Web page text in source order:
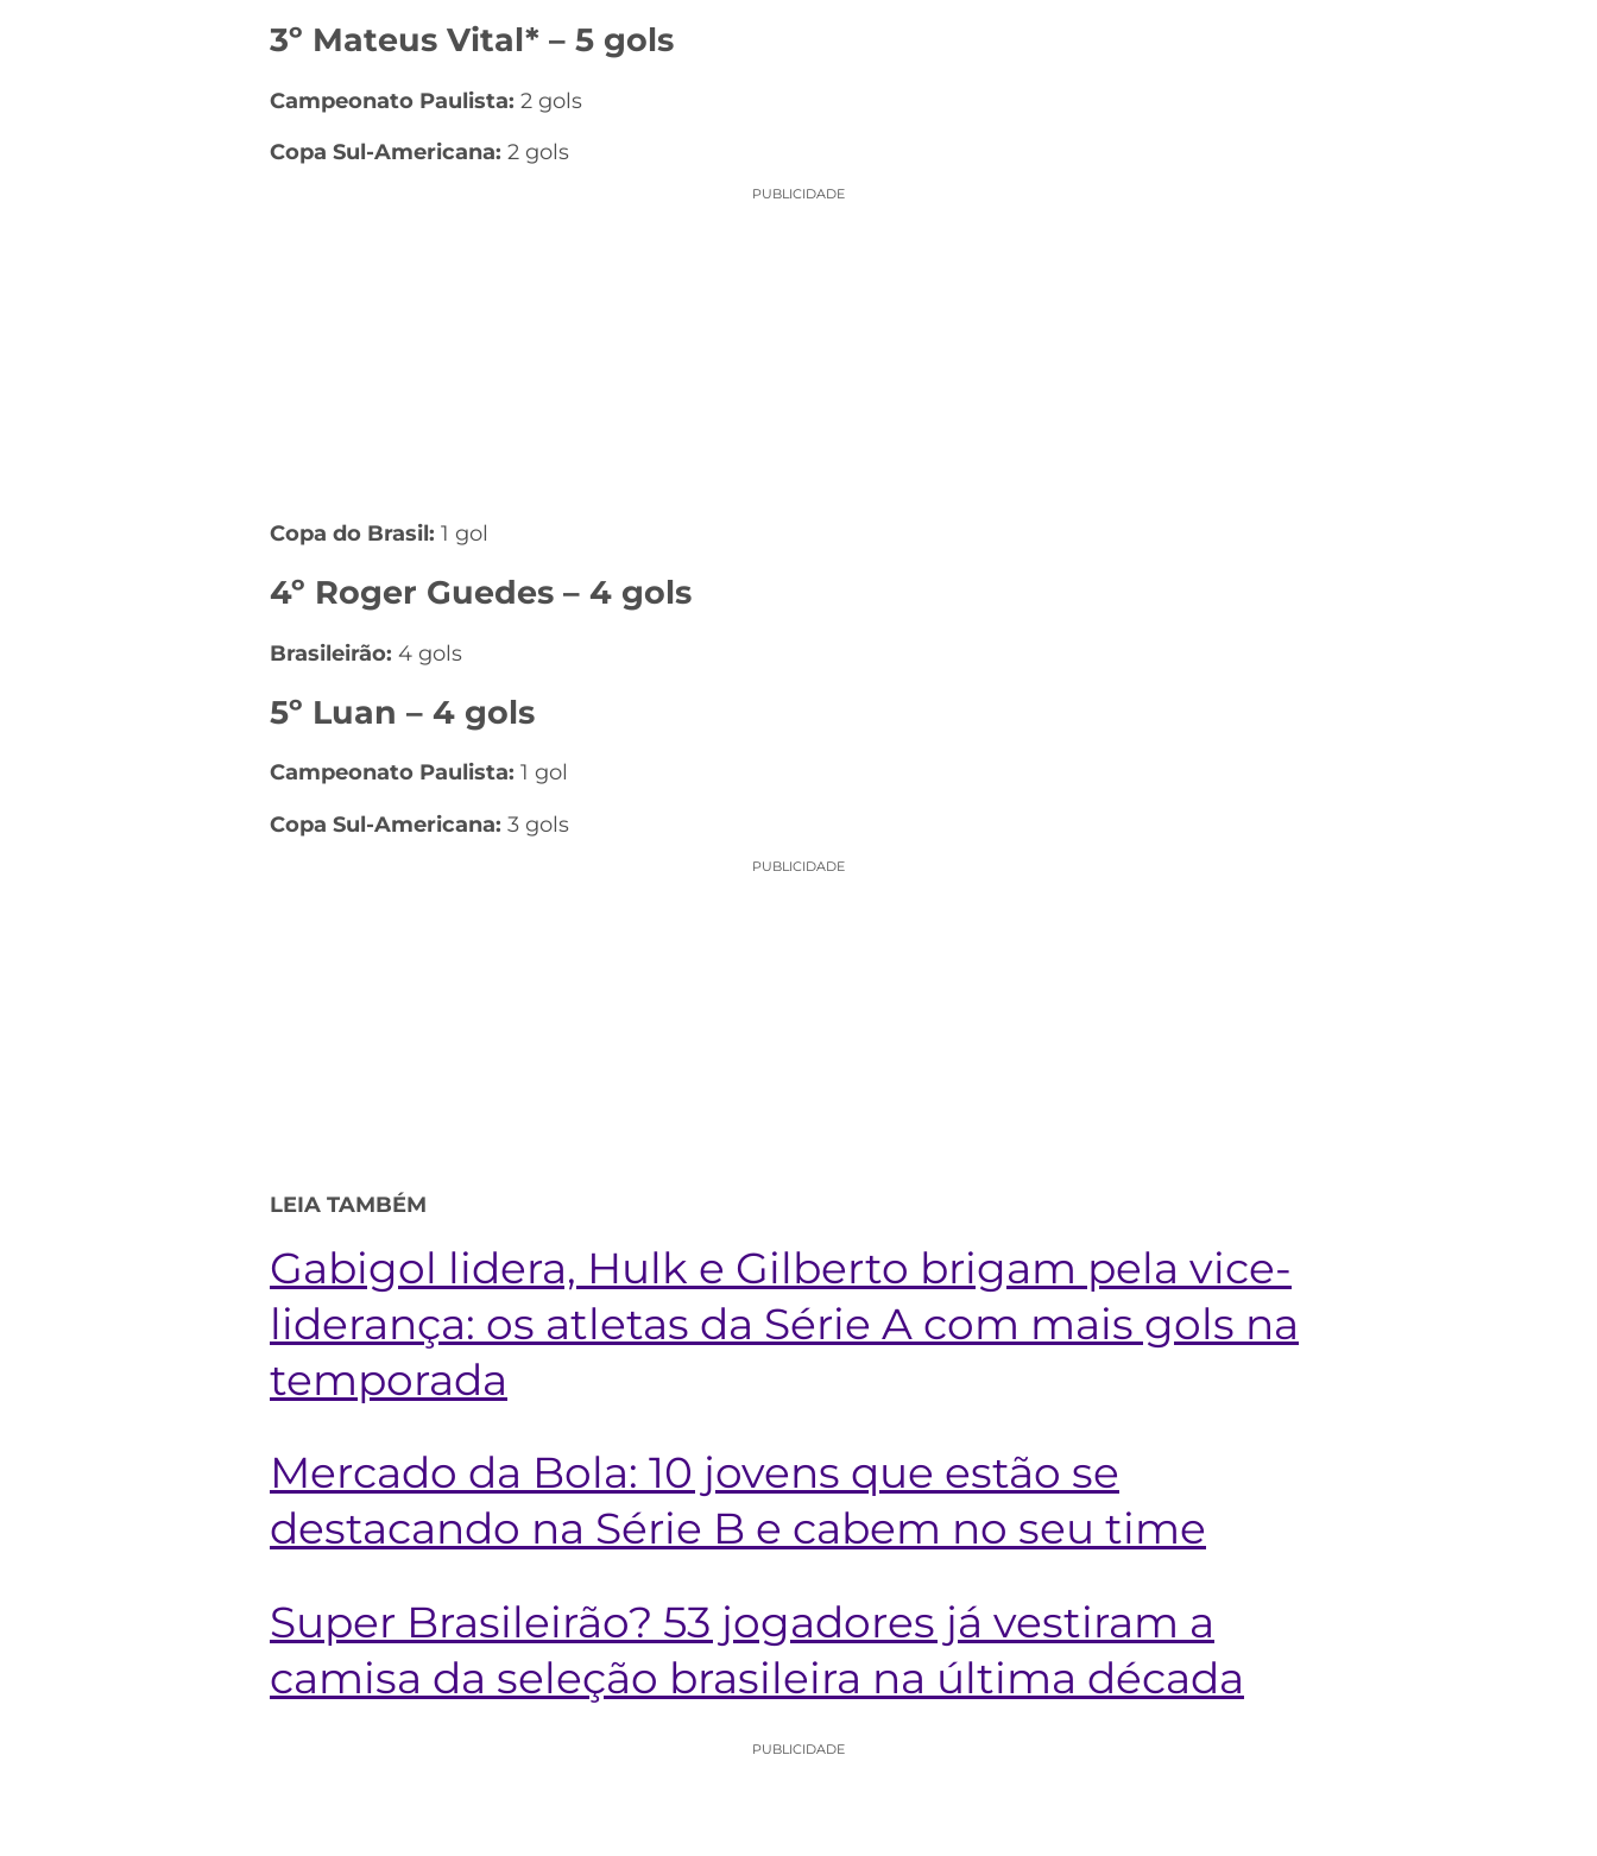
3º Mateus Vital* – 5 gols
Campeonato Paulista: 2 gols
Copa Sul-Americana: 2 gols
PUBLICIDADE
Copa do Brasil: 1 gol
4º Roger Guedes – 4 gols
Brasileirão: 4 gols
5º Luan – 4 gols
Campeonato Paulista: 1 gol
Copa Sul-Americana: 3 gols
PUBLICIDADE
LEIA TAMBÉM
Gabigol lidera, Hulk e Gilberto brigam pela vice-
liderança: os atletas da Série A com mais gols na
temporada
Mercado da Bola: 10 jovens que estão se
destacando na Série B e cabem no seu time
Super Brasileirão? 53 jogadores já vestiram a
camisa da seleção brasileira na última década
PUBLICIDADE